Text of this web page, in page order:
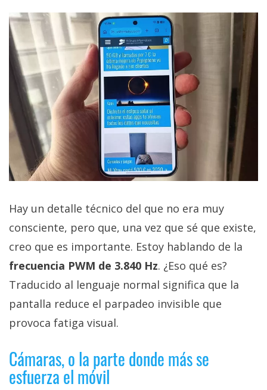
Hay un detalle técnico del que no era muy
consciente, pero que, una vez que sé que existe,
creo que es importante. Estoy hablando de la
frecuencia PWM de 3.840 Hz. ¿Eso qué es?
Traducido al lenguaje normal significa que la
pantalla reduce el parpadeo invisible que
provoca fatiga visual.
Cámaras, o la parte donde más se
esfuerza el móvil